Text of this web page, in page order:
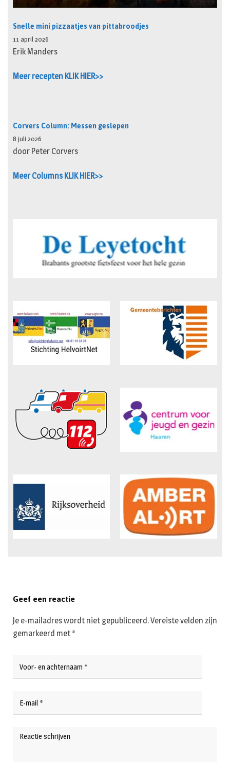
Snelle mini pizzaatjes van pittabroodjes
11 april 2026
Erik Manders
Meer recepten KLIK HIER>>
Corvers Column: Messen geslepen
8 juli 2026
door Peter Corvers
Meer Columns KLIK HIER>>
Geef een reactie
Je e-mailadres wordt niet gepubliceerd.Vereiste velden zijn
gemarkeerd met *